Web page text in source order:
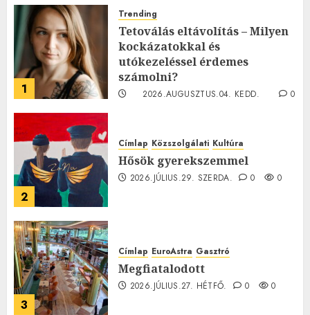
1
Trending
Tetoválás eltávolítás – Milyen
kockázatokkal és
utókezeléssel érdemes
számolni?
2026.AUGUSZTUS.04. KEDD.
0
2
Címlap Közszolgálati Kultúra
Hősök gyerekszemmel
2026.JÚLIUS.29. SZERDA. 0 0
3
Címlap EuroAstra Gasztró
Megfiatalodott
2026.JÚLIUS.27. HÉTFŐ. 0 0